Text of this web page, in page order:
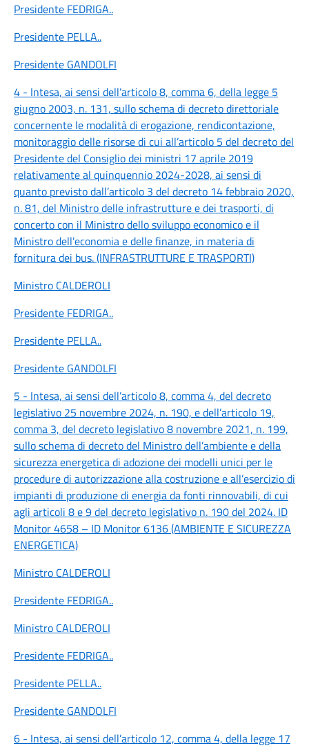
Presidente FEDRIGA..
Presidente PELLA..
Presidente GANDOLFI
4 - Intesa, ai sensi dell’articolo 8, comma 6, della legge 5
giugno 2003, n. 131, sullo schema di decreto direttoriale
concernente le modalità di erogazione, rendicontazione,
monitoraggio delle risorse di cui all’articolo 5 del decreto del
Presidente del Consiglio dei ministri 17 aprile 2019
relativamente al quinquennio 2024-2028, ai sensi di
quanto previsto dall’articolo 3 del decreto 14 febbraio 2020,
n. 81, del Ministro delle infrastrutture e dei trasporti, di
concerto con il Ministro dello sviluppo economico e il
Ministro dell’economia e delle finanze, in materia di
fornitura dei bus. (INFRASTRUTTURE E TRASPORTI)
Ministro CALDEROLI
Presidente FEDRIGA..
Presidente PELLA..
Presidente GANDOLFI
5 - Intesa, ai sensi dell’articolo 8, comma 4, del decreto
legislativo 25 novembre 2024, n. 190, e dell’articolo 19,
comma 3, del decreto legislativo 8 novembre 2021, n. 199,
sullo schema di decreto del Ministro dell’ambiente e della
sicurezza energetica di adozione dei modelli unici per le
procedure di autorizzazione alla costruzione e all’esercizio di
impianti di produzione di energia da fonti rinnovabili, di cui
agli articoli 8 e 9 del decreto legislativo n. 190 del 2024. ID
Monitor 4658 – ID Monitor 6136 (AMBIENTE E SICUREZZA
ENERGETICA)
Ministro CALDEROLI
Presidente FEDRIGA..
Ministro CALDEROLI
Presidente FEDRIGA..
Presidente PELLA..
Presidente GANDOLFI
6 - Intesa, ai sensi dell’articolo 12, comma 4, della legge 17